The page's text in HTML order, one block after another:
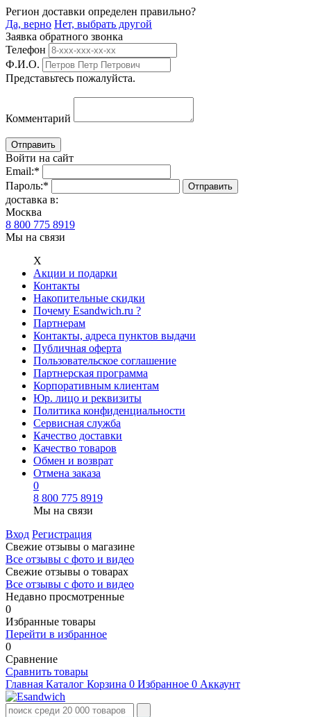
Регион доставки определен правильно?
Да, верно Нет, выбрать другой
Заявка обратного звонка
Телефон
Ф.И.О.
Представьтесь пожалуйста.
Комментарий
Войти на сайт
Email:*
Пароль:*
доставка в:
Москва
8 800 775 8919
Мы на связи
Х
Акции и подарки
Контакты
Накопительные скидки
Почему Esandwich.ru ?
Партнерам
Контакты, адреса пунктов выдачи
Публичная оферта
Пользовательское соглашение
Партнерская программа
Корпоративным клиентам
Юр. лицо и реквизиты
Политика конфиденциальности
Сервисная служба
Качество доставки
Качество товаров
Обмен и возврат
Отмена заказа
0
8 800 775 8919
Мы на связи
Вход Регистрация
Свежие отзывы о магазине
Все отзывы с фото и видео
Свежие отзывы о товарах
Все отзывы c фото и видео
Недавно просмотренные
0
Избранные товары
Перейти в избранное
0
Сравнение
Сравнить товары
Главная Каталог Корзина 0 Избранное 0 Аккаунт